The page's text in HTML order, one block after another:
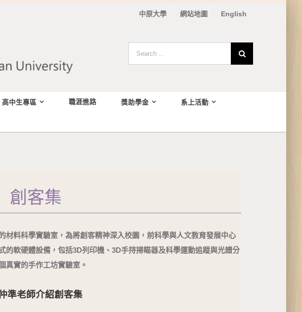
中原大學 網站地圖 English
Search
for:
高中生專區 職涯進路 獎助學金 系上活動
創客集
材料科學實驗室，為將創客精神深入校園，前科學與人文教育發展中心
的軟硬體設備，包括3D列印機、3D手持掃瞄器及科學運動追蹤與光譜分
真實的手作工坊實驗室。
準老師介紹創客集